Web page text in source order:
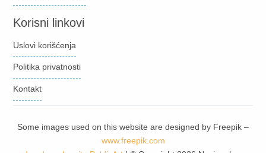
Korisni linkovi
Uslovi korišćenja
Politika privatnosti
Kontakt
Some images used on this website are designed by Freepik –
www.freepik.com